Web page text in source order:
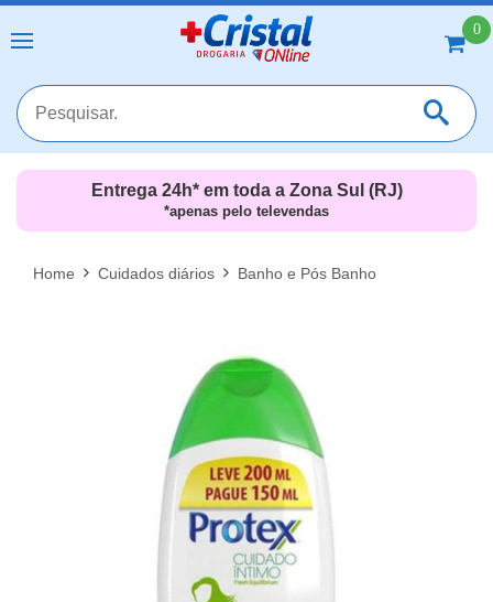
0
MAIS RESULTADOS
Entrega 24h* em toda a Zona Sul (RJ)
*apenas pelo televendas
Home Cuidados diários Banho e Pós Banho